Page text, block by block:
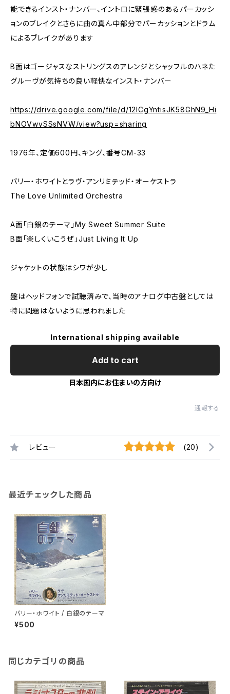
能できるインスト・ナンバー、イントロに緊張感のあるパーカッシ
ョンのブレイクとさらに曲の真ん中部分でパーカッションとドラム
によるブレイクがあります
B面はゴージャスなストリングスのアレンジとシャッフルのハネた
グルーヴが気持ちの良い軽快なインスト・ナンバー
https://drive.google.com/file/d/12lCgYntisJK58GhN9_Hi
bNOVwvSSsNVW/view?usp=sharing
1976年、定価600円、キング、番号CM-33
バリー・ホワイトとラヴ・アンリミテッド・オーケストラ
The Love Unlimited Orchestra
A面「白銀のテーマ」My Sweet Summer Suite
B面「楽しくいこうぜ」Just Living It Up
ジャケットの状態はシワが少し
盤はヘッドフォンで試聴済みで、当時のアナログ中古盤としては
特に問題はないように思われました
International shipping available
Add to cart
日本国内にお住まいの方向け
通報する
レビュー (20)
最近チェックした商品
バリー・ホワイト / 白銀のテーマ
¥500
同じカテゴリの商品